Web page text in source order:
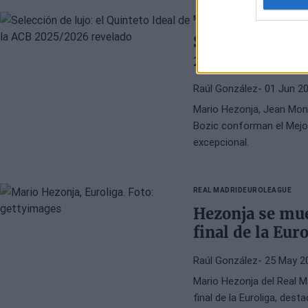
MARIO HEZONJA JEAN
Selección de
2025/2026
Raúl González- 01 Jun
Mario Hezonja, Jean
Bozic conforman el
excepcional.
REAL MADRIDEUROLEAGUE
Hezonja se
final de la
Raúl González- 25 May
Mario Hezonja del Real
final de la Euroliga,